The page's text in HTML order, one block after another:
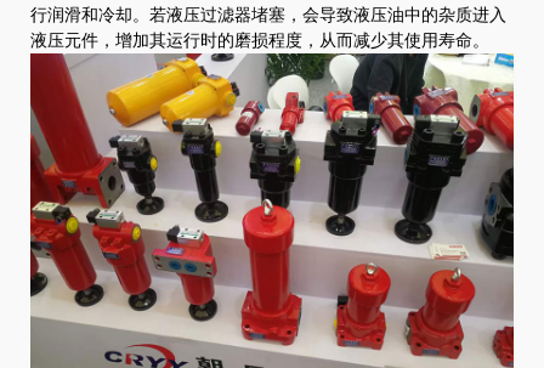
行润滑和冷却。若液压过滤器堵塞，会导致液压油中的杂质进入
液压元件，增加其运行时的磨损程度，从而减少其使用寿命。